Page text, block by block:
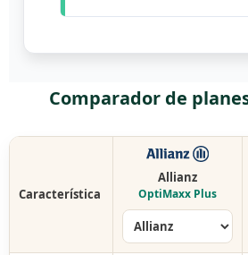
Comparador de
Característica
Allianz
OptiMaxx Plus